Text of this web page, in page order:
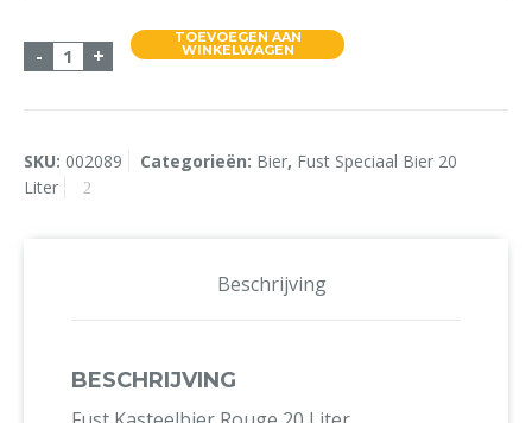
- Fust Kasteelbier Rouge 20 Liter aantal
+
TOEVOEGEN AAN
WINKELWAGEN
SKU: 002089 Categorieën: Bier, Fust Speciaal Bier 20
Liter
Beschrijving
BESCHRIJVING